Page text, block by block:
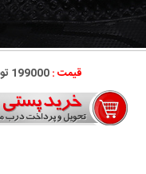
قیمت :199000 تومان